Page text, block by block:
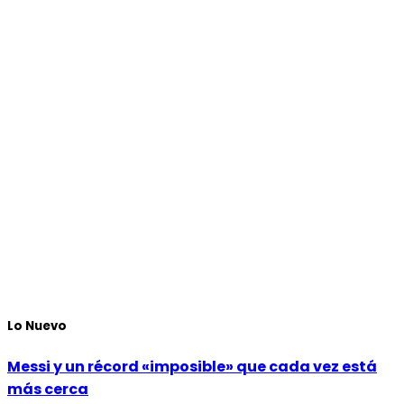
Lo Nuevo
Messi y un récord «imposible» que cada vez está
más cerca